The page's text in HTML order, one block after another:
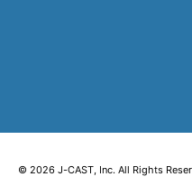
© 2026 J-CAST, Inc. All Rights